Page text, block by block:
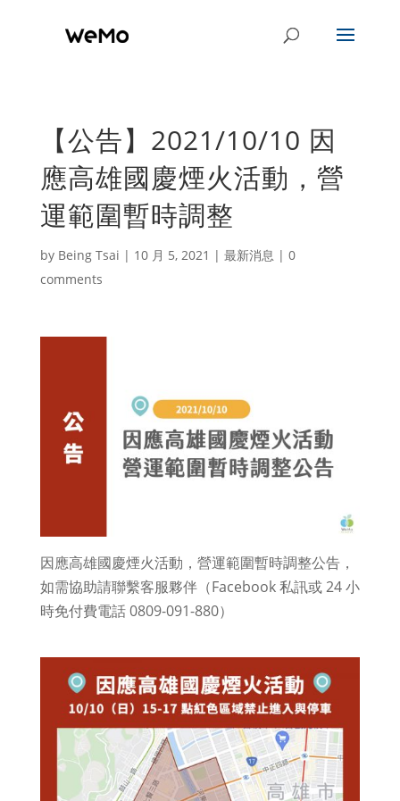
【公告】2021/10/10 因
應高雄國慶煙火活動，營
運範圍暫時調整
by Being Tsai | 10 月 5, 2021 | 最新消息 | 0
comments
因應高雄國慶煙火活動，營運範圍暫時調整公告，
如需協助請聯繫客服夥伴（Facebook 私訊或 24 小
時免付費電話 0809-091-880）